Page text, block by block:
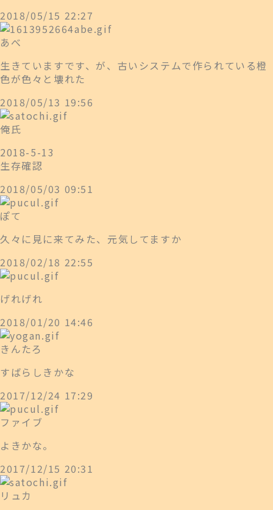
2018/05/15 22:27
あべ
生きていますです、が、古いシステムで作られている橙
色が色々と壊れた
2018/05/13 19:56
俺氏
2018-5-13
生存確認
2018/05/03 09:51
ぽて
久々に見に来てみた、元気してますか
2018/02/18 22:55
げれげれ
2018/01/20 14:46
きんたろ
すばらしきかな
2017/12/24 17:29
ファイブ
よきかな。
2017/12/15 20:31
リュカ